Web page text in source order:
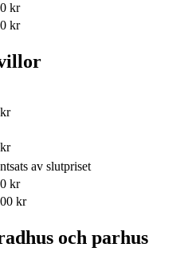
kr
kr
av slutpriset
kr
kr
och parhus